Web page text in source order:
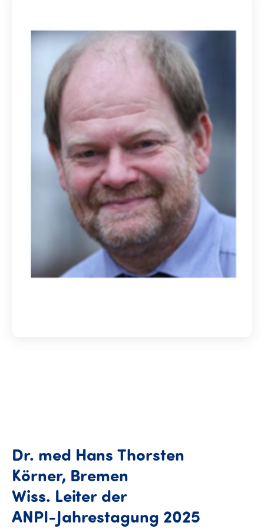
Dr. med Hans Thorsten
Körner, Bremen
Wiss. Leiter der
ANPI-Jahrestagung 2025Dr. med